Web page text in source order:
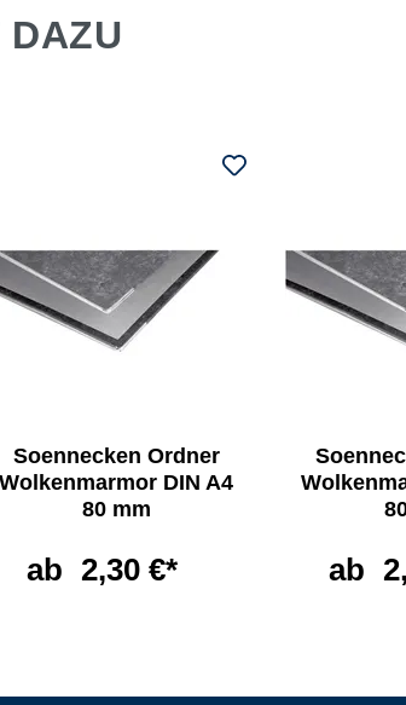
DAZU
Soennecken Ordner
Wolkenmarmor DIN A4
80 mm
ab 2,30 €* ab